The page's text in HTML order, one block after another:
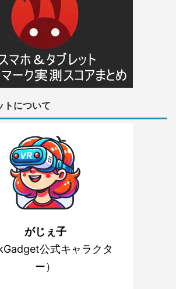
トについて
がじぇ子
公式キャラクタ
ー）